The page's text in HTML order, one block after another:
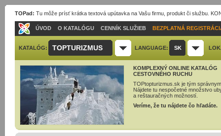
TOPad: Tu môže prísť krátka textová upútavka na Vašu firmu, produkt či službu.
ÚVOD O KATALÓGU CENNÍK SLUŽIEB BEZPLATNÁ
KATALÓG: TOPTURIZMUS LANGUAGE: SK
KOMPLEXNÝ ONLINE KATALÓG
CESTOVNÉHO RUCHU
TOPtopturizmus.sk je tým
Nájdete tu nespočetné množstvo
a reštauračných možností.
Veríme, že tu nájdete čo hľadáte.